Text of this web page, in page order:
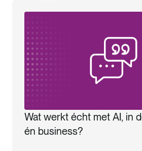
Wat werkt écht met AI, in
én business?